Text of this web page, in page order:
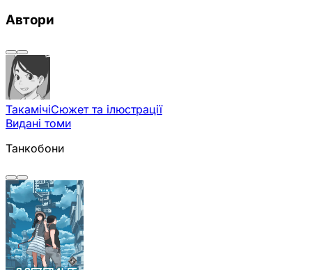
Автори
ТакамічіСюжет та ілюстрації
Видані томи
Танкобони